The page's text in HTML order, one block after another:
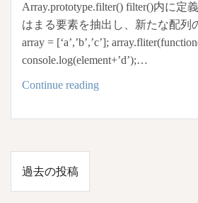
は、
ル
ー
プ
け
使
い
方
Array.prototype.filter() filter()内に定
はまる要素を抽出し、新たな配列
array = [‘a’,’b’,’c’];
console.log(element+’d’);…
Continue reading
列
投
稿
過去の投稿